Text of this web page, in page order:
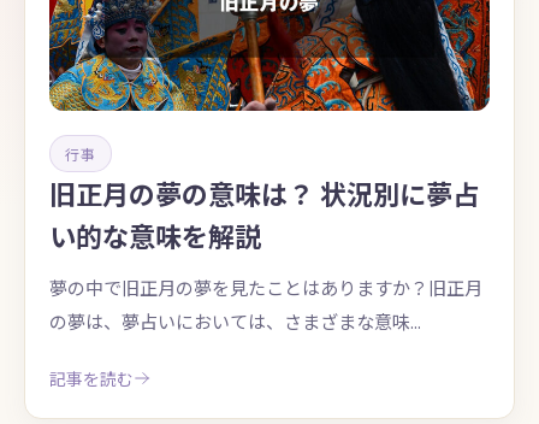
行事
旧正月の夢の意味は？ 状況別に夢占
い的な意味を解説
夢の中で旧正月の夢を見たことはありますか？旧正月
の夢は、夢占いにおいては、さまざまな意味...
記事を読む